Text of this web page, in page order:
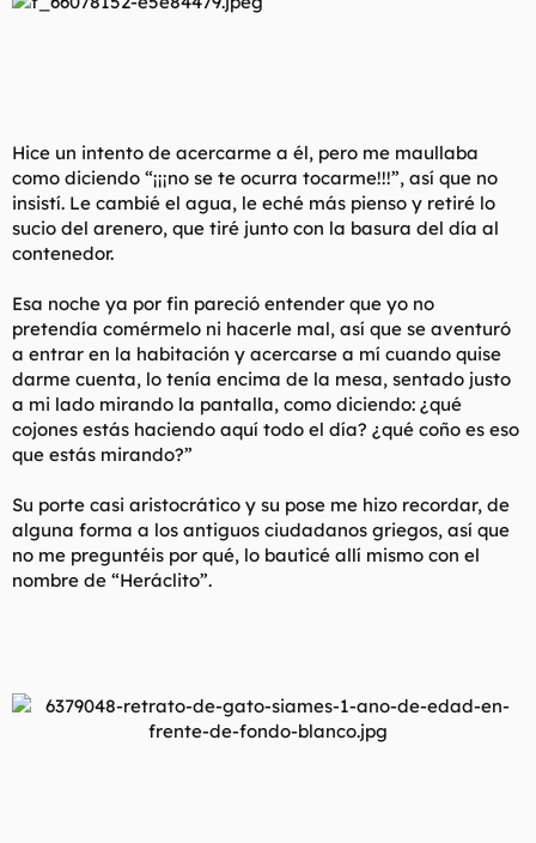
Hice un intento de acercarme a él, pero me maullaba
como diciendo “¡¡¡no se te ocurra tocarme!!!”, así que no
insistí. Le cambié el agua, le eché más pienso y retiré lo
sucio del arenero, que tiré junto con la basura del día al
contenedor.
Esa noche ya por fin pareció entender que yo no
pretendía comérmelo ni hacerle mal, así que se aventuró
a entrar en la habitación y acercarse a mí cuando quise
darme cuenta, lo tenía encima de la mesa, sentado justo
a mi lado mirando la pantalla, como diciendo: ¿qué
cojones estás haciendo aquí todo el día? ¿qué coño es eso
que estás mirando?”
Su porte casi aristocrático y su pose me hizo recordar, de
alguna forma a los antiguos ciudadanos griegos, así que
no me preguntéis por qué, lo bauticé allí mismo con el
nombre de “Heráclito”.